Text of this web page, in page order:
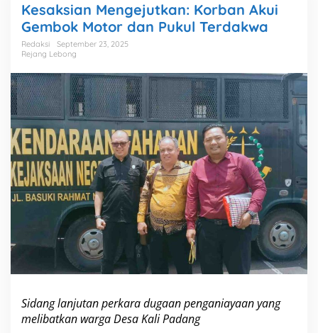
s
a
k
a
n
M
e
n
g
e
j
u
t
k
a
r
a
Kesaksian Mengejutkan: Korban Akui
Gembok Motor dan Pukul Terdakwa
Redaksi
September 23, 2025
Rejang Lebong
Sidang lanjutan perkara dugaan penganiayaan yang
melibatkan warga Desa Kali Padang